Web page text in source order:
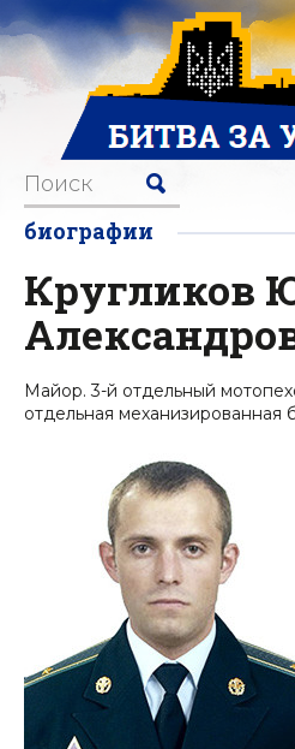
биографии
Кругликов
Майор. 3-й отдельный
отдельная механизированная